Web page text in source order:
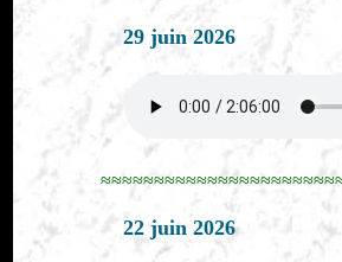
29 juin 2026
22 juin 2026